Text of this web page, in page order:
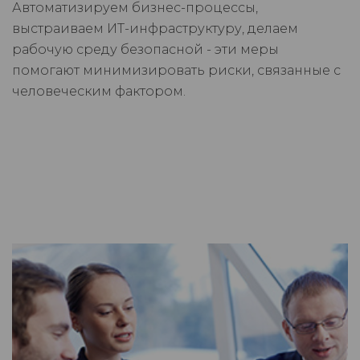
Автоматизируем бизнес-процессы,
выстраиваем ИТ-инфраструктуру, делаем
рабочую среду безопасной - эти меры
помогают минимизировать риски, связанные с
человеческим фактором.